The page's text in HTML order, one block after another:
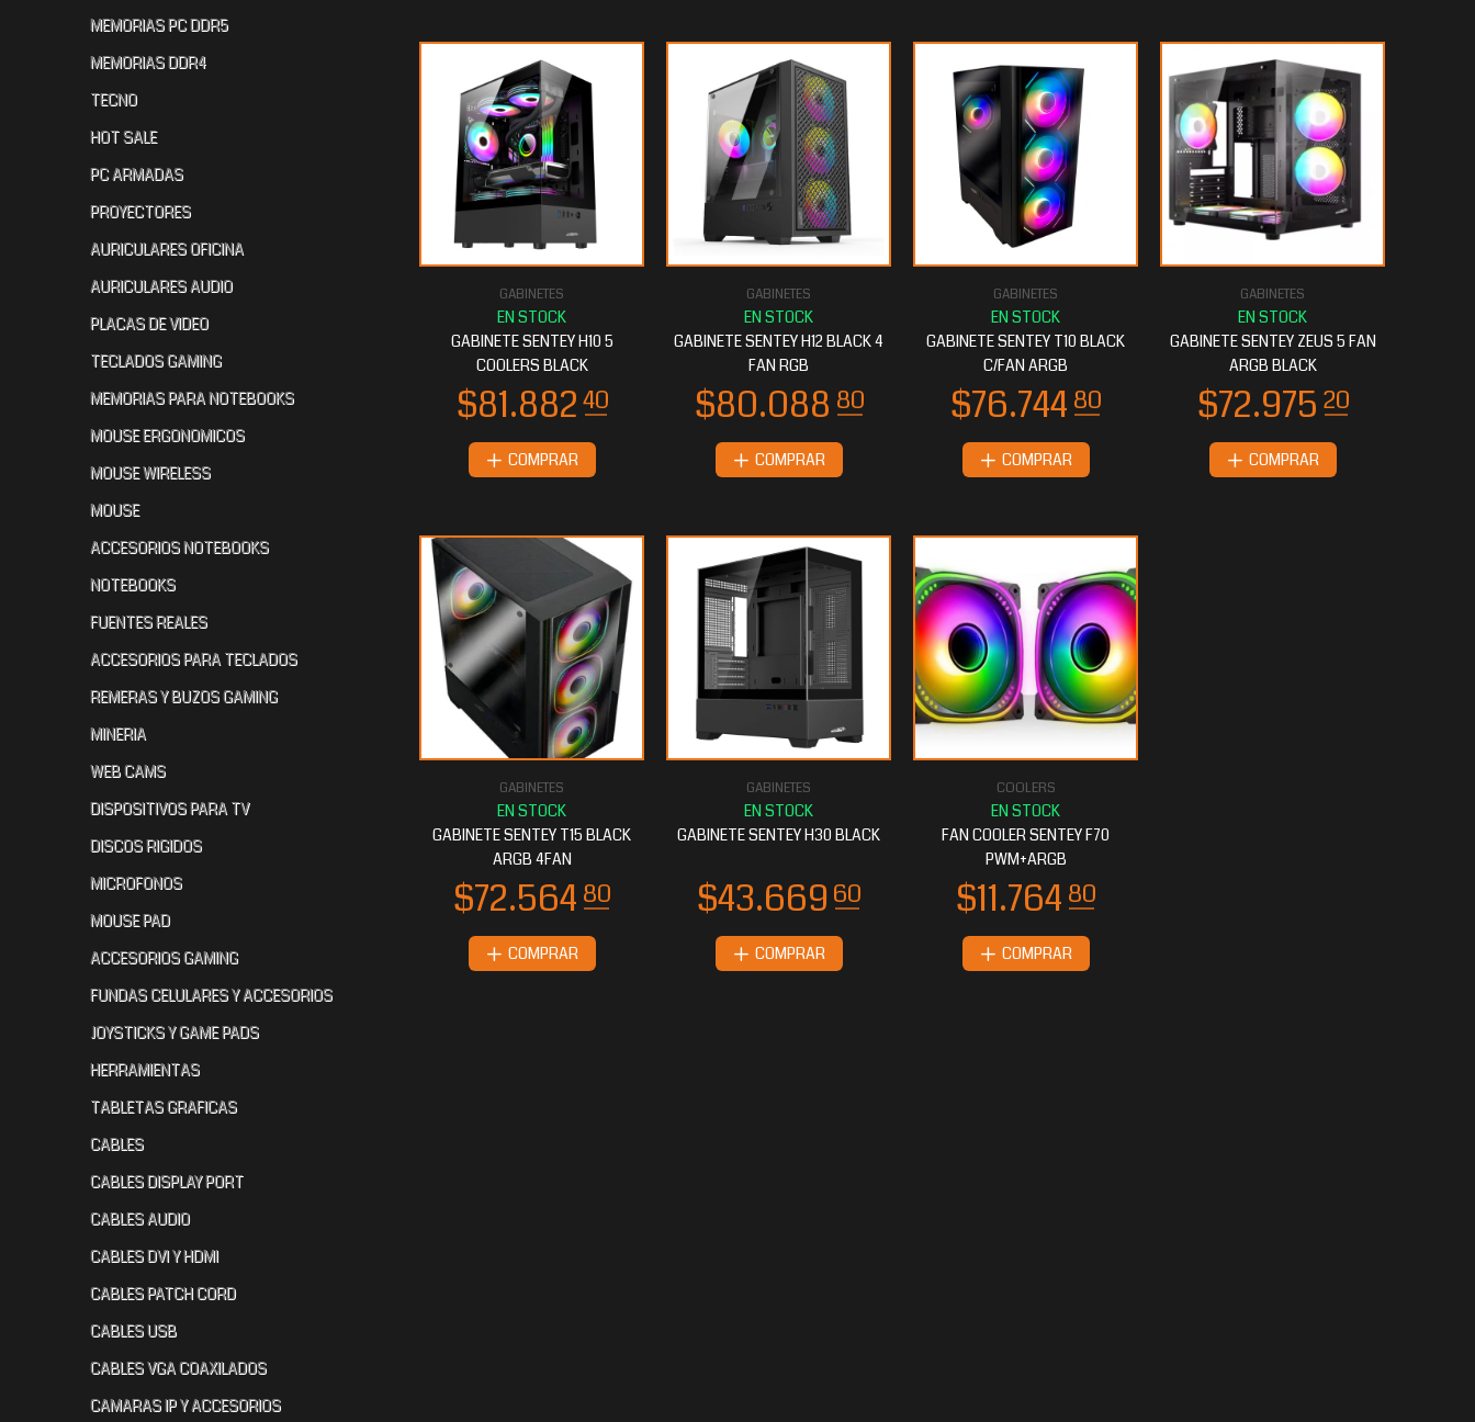
MEMORIAS PC DDR5
MEMORIAS DDR4
TECNO
HOT SALE
PC ARMADAS
PROYECTORES
AURICULARES OFICINA
AURICULARES AUDIO
PLACAS DE VIDEO
TECLADOS GAMING
MEMORIAS PARA NOTEBOOKS
MOUSE ERGONOMICOS
MOUSE WIRELESS
MOUSE
ACCESORIOS NOTEBOOKS
NOTEBOOKS
FUENTES REALES
ACCESORIOS PARA TECLADOS
REMERAS Y BUZOS GAMING
MINERIA
WEB CAMS
DISPOSITIVOS PARA TV
DISCOS RIGIDOS
MICROFONOS
MOUSE PAD
ACCESORIOS GAMING
FUNDAS CELULARES Y ACCESORIOS
JOYSTICKS Y GAME PADS
HERRAMIENTAS
TABLETAS GRAFICAS
CABLES
CABLES DISPLAY PORT
CABLES AUDIO
CABLES DVI Y HDMI
CABLES PATCH CORD
CABLES USB
CABLES VGA COAXILADOS
CAMARAS IP Y ACCESORIOS
GABINETES
GABINETE SENTEY H10 5
COOLERS BLACK
COMPRAR
GABINETES
GABINETE SENTEY H12 BLACK 4
FAN RGB
COMPRAR
GABINETES
GABINETE SENTEY T10 BLACK
C/FAN ARGB
COMPRAR
GABINETES
GABINETE SENTEY ZEUS 5 FAN
ARGB BLACK
COMPRAR
GABINETES
GABINETE SENTEY T15 BLACK
ARGB 4FAN
COMPRAR
GABINETES
GABINETE SENTEY H30 BLACK
COMPRAR
COOLERS
FAN COOLER SENTEY F70
PWM+ARGB
COMPRAR